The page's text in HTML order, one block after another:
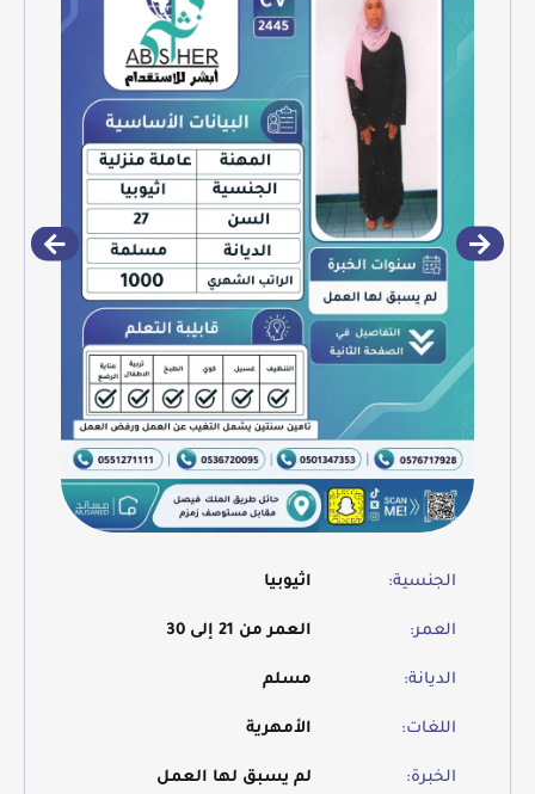
الجنسية: اثيوبيا
العمر: العمر من 21 إلى 30
الديانة: مسلم
اللغات: الأمهرية
الخبرة: لم يسبق لها العمل